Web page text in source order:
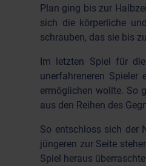
Plan ging bis zur
sich die körperliche
schrauben, das sie bis
Im letzten Spiel für
unerfahreneren
ermöglichen wollte. So
aus den Reihen des
So entschloss sich der
jüngeren zur Seite
Spiel heraus